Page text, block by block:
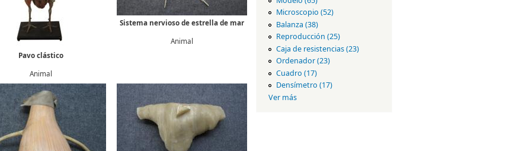
Pavo clástico
Animal
Sistema nervioso de estrella de mar
Animal
Microscopio (52)Apply
Balanza (38)Apply Balanza filter
Reproducción (25)Apply
Reproducción
Caja de resistencias (23)Apply Caja
Ordenador (23)Apply Ordenador
Cuadro (17)Apply Cuadro filter
Densímetro (17)Apply Densímetro
Ver más